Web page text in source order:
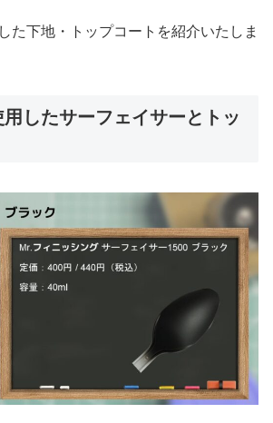
た下地・トップコートを紹介いたしま
したサーフェイサーとトッ